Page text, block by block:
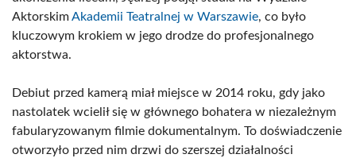
AktorskimAkademii Teatralnej w Warszawie, co było
kluczowym krokiem w jego drodze do profesjonalnego
aktorstwa.
Debiut przed kamerą miał miejsce w 2014 roku, gdy jako
nastolatek wcielił się w głównego bohatera w niezależnym
fabularyzowanym filmie dokumentalnym. To doświadczenie
otworzyło przed nim drzwi do szerszej działalności